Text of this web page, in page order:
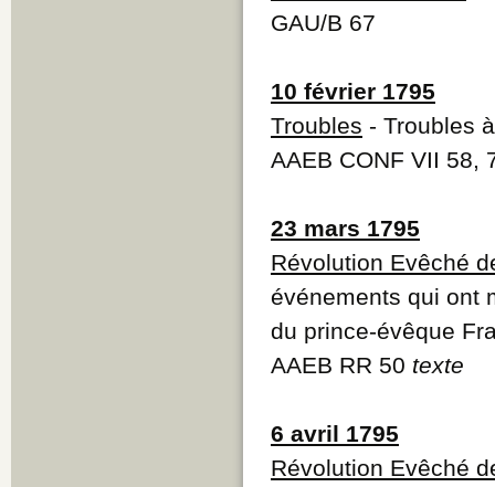
GAU/B 67
10 février 1795
Troubles - Troubles
AAEB CONF VII 58,
23 mars 1795
Révolution Evêché
événements qui ont
du prince-évêque
AAEB RR 50 texte
6 avril 1795
Révolution Evêché